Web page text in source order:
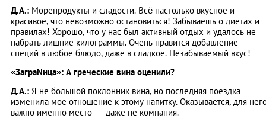
Д.А.: Морепродукты и сладости. Всё настолько вкусное и
красивое, что невозможно остановиться! Забываешь о диетах и
правилах! Хорошо, что у нас был активный отдых и удалось не
набрать лишние килограммы. Очень нравится добавление
специй в любое блюдо, даже в сладкое. Незабываемый вкус!
«ЗаграNица»: А греческие вина оценили?
Д.А.: Я не большой поклонник вина, но последняя поездка
изменила мое отношение к этому напитку. Оказывается, для
важно именно место — даже не компания.